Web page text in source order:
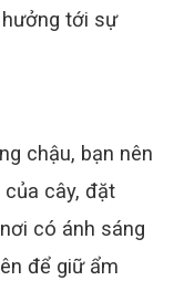
hưởng tới sự
chậu, bạn nên
cây, đặt
có ánh sáng
để giữ ẩm